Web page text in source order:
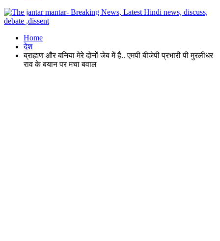
Home
देश
ब्राह्मण और बनिया मेरे दोनों जेब में है.. एमपी बीजेपी प्रभारी पी मुरलीधर
राव के बयान पर मचा बवाल